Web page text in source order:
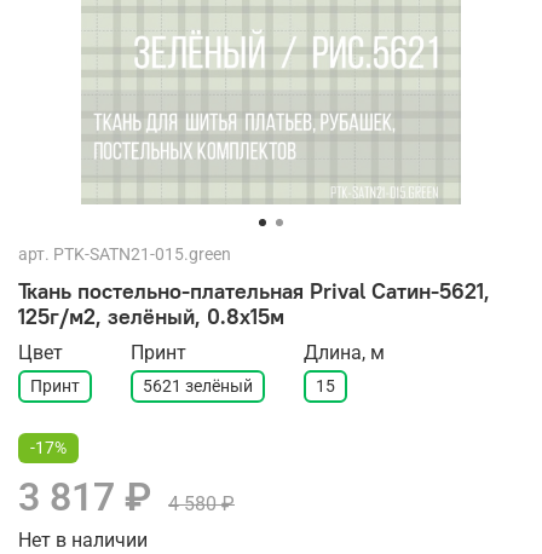
арт. PTK-SATN21-015.green
Ткань постельно-плательная Prival Сатин-5621,
125г/м2, зелёный, 0.8х15м
Цвет
Принт
Принт
5621 зелёный
Длина, м
15
-17%
3 817 ₽
4 580 ₽
Нет в наличии